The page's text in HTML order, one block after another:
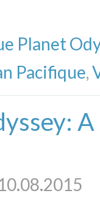
Planet
Pacifique,